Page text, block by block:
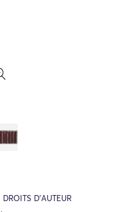
D’AUTEUR